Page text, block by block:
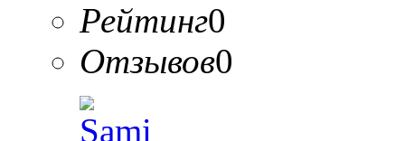
Рейтинг0
Отзывов0